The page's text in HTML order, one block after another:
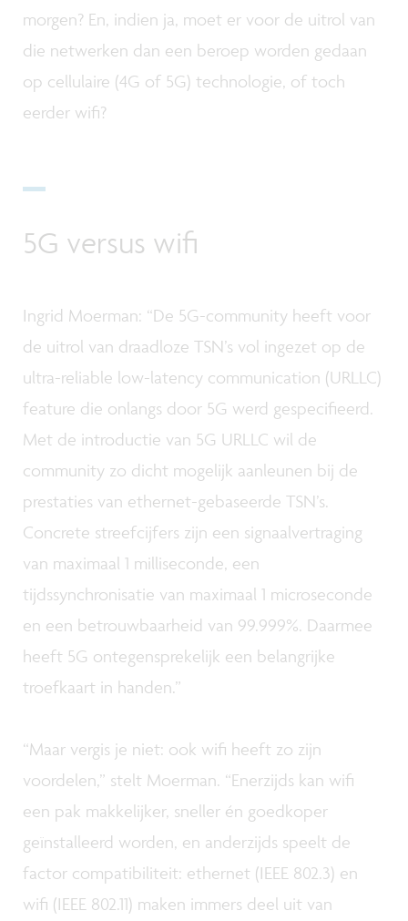
morgen? En, indien ja, moet er voor de uitrol van
die netwerken dan een beroep worden gedaan
op cellulaire (4G of 5G) technologie, of toch
eerder wifi?
5G versus wifi
Ingrid Moerman: “De 5G-community heeft voor
de uitrol van draadloze TSN’s vol ingezet op de
ultra-reliable low-latency communication (URLLC)
feature die onlangs door 5G werd gespecifieerd.
Met de introductie van 5G URLLC wil de
community zo dicht mogelijk aanleunen bij de
prestaties van ethernet-gebaseerde TSN’s.
Concrete streefcijfers zijn een signaalvertraging
van maximaal 1 milliseconde, een
tijdssynchronisatie van maximaal 1 microseconde
en een betrouwbaarheid van 99.999%. Daarmee
heeft 5G ontegensprekelijk een belangrijke
troefkaart in handen.”
“Maar vergis je niet: ook wifi heeft zo zijn
voordelen,” stelt Moerman. “Enerzijds kan wifi
een pak makkelijker, sneller én goedkoper
geïnstalleerd worden, en anderzijds speelt de
factor compatibiliteit: ethernet (IEEE 802.3) en
wifi (IEEE 802.11) maken immers deel uit van